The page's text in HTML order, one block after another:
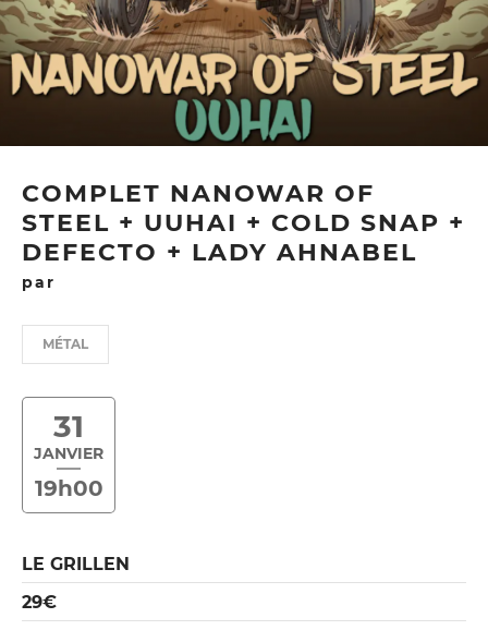
COMPLET NANOWAR OF
STEEL + UUHAI + COLD SNAP +
DEFECTO + LADY AHNABEL
par
MÉTAL
31
JANVIER
19h00
LE GRILLEN
29€